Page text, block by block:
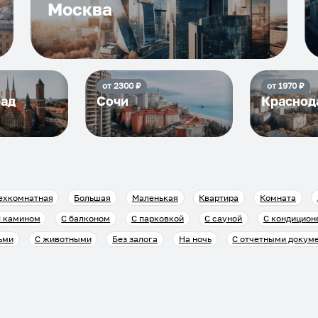
Москва
от 2300₽
Сочи
от 1970₽
Большая Маленькая Квартира Комната
камином С балконом С парковкой С сауной
С
С животными Без залога На ночь С отчетными